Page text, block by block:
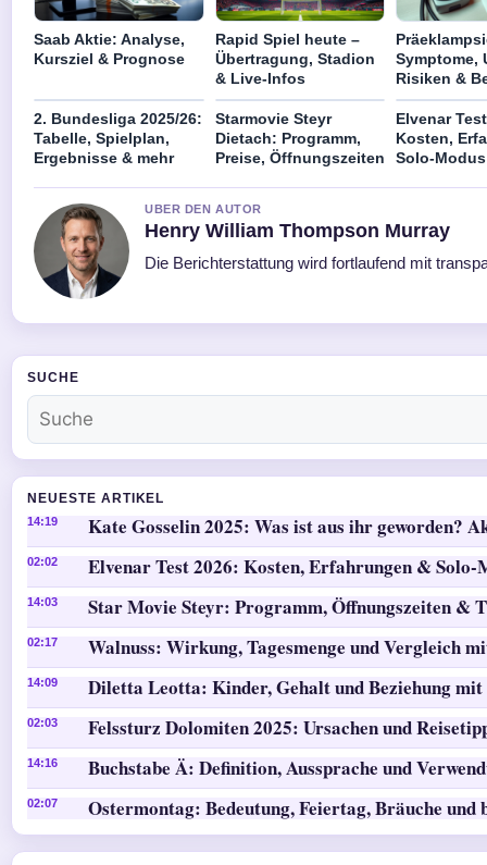
Saab Aktie: Analyse,
Kursziel & Prognose
Rapid Spiel heute –
Übertragung, Stadion
& Live-Infos
Symptome,
Risiken &
2. Bundesliga 2025/26:
Tabelle, Spielplan,
Ergebnisse & mehr
Starmovie Steyr
Dietach: Programm,
Preise, Öffnungszeiten
Elvenar
Kosten,
Solo-Modus
UBER DEN AUTOR
Henry William Thompson Murray
Die Berichterstattung wird fortlaufend mit
SUCHE
NEUESTE ARTIKEL
14:19 Kate Gosselin 2025: Was ist aus ihr geworden?
02:02 Elvenar Test 2026: Kosten, Erfahrungen & Solo-
14:03 Star Movie Steyr: Programm, Öffnungszeiten &
02:17 Walnuss: Wirkung, Tagesmenge und Vergleich
14:09 Diletta Leotta: Kinder, Gehalt und Beziehung
02:03 Felssturz Dolomiten 2025: Ursachen und
14:16 Buchstabe Ä: Definition, Aussprache und
02:07 Ostermontag: Bedeutung, Feiertag, Bräuche und